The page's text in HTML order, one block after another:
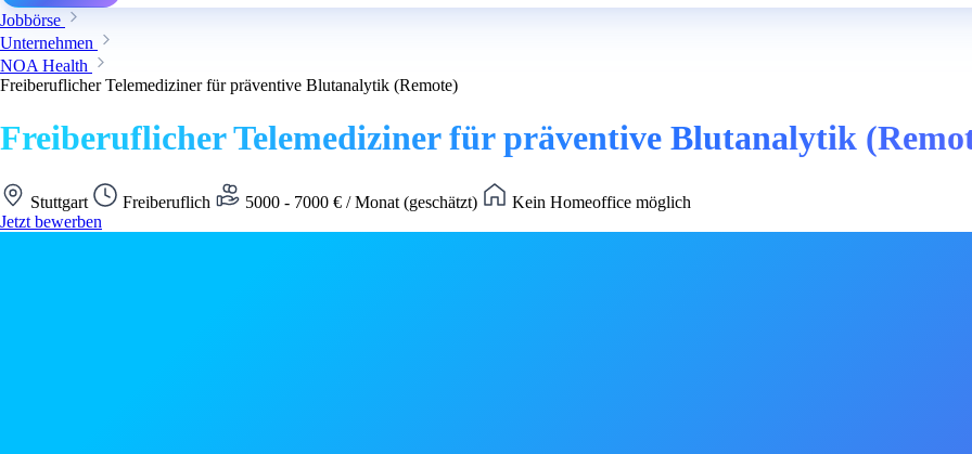
Jobbörse
Unternehmen
NOA Health
Freiberuflicher Telemediziner für präventive Blutanalytik (Remote)
Freiberuflicher Telemediziner für präventive Blutanalytik
Stuttgart Freiberuflich 5000 - 7000 € / Monat (geschätzt)
Kein Homeoffice möglich
Jetzt bewerben